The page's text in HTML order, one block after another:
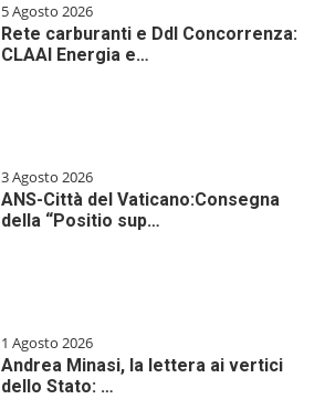
5 Agosto 2026
Rete carburanti e Ddl Concorrenza:
CLAAI Energia e…
3 Agosto 2026
ANS-Città del Vaticano:Consegna
della “Positio sup…
1 Agosto 2026
Andrea Minasi, la lettera ai vertici
dello Stato: …